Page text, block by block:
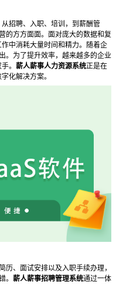
招聘、入职、培训，到薪酬管
的方方面面。面对庞大的数据和复
中消耗大量时间和精力。随着企
。为了提升效率，越来越多的企业
。 薪人薪事人力资源系统正是在
化解决方案。
、面试安排以及入职手续办理，
。 薪人薪事招聘管理系统通过一体